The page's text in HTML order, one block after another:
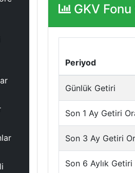
GKV
Periyod
Günlük Getiri
Son 1 Ay Getiri
Son 3 Ay Getiri
Son 6 Aylık Getiri